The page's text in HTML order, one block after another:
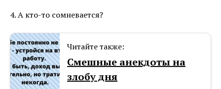
4. А кто-то сомневается?
Читайте также:
Смешные анекдоты на
злобу дня